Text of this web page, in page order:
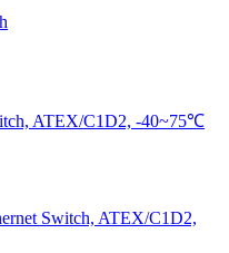
ATEX/C1D2, -40~75℃
Switch, ATEX/C1D2,